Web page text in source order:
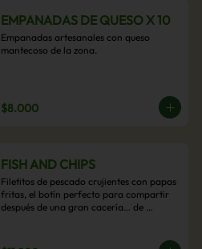
EMPANADAS DE QUESO X 10
Empanadas artesanales con queso
mantecoso de la zona.
$8.000
FISH AND CHIPS
Filetitos de pescado crujientes con papas
fritas, el botín perfecto para compartir
después de una gran cacería… de